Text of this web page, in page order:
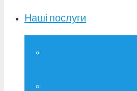
Наші послуги